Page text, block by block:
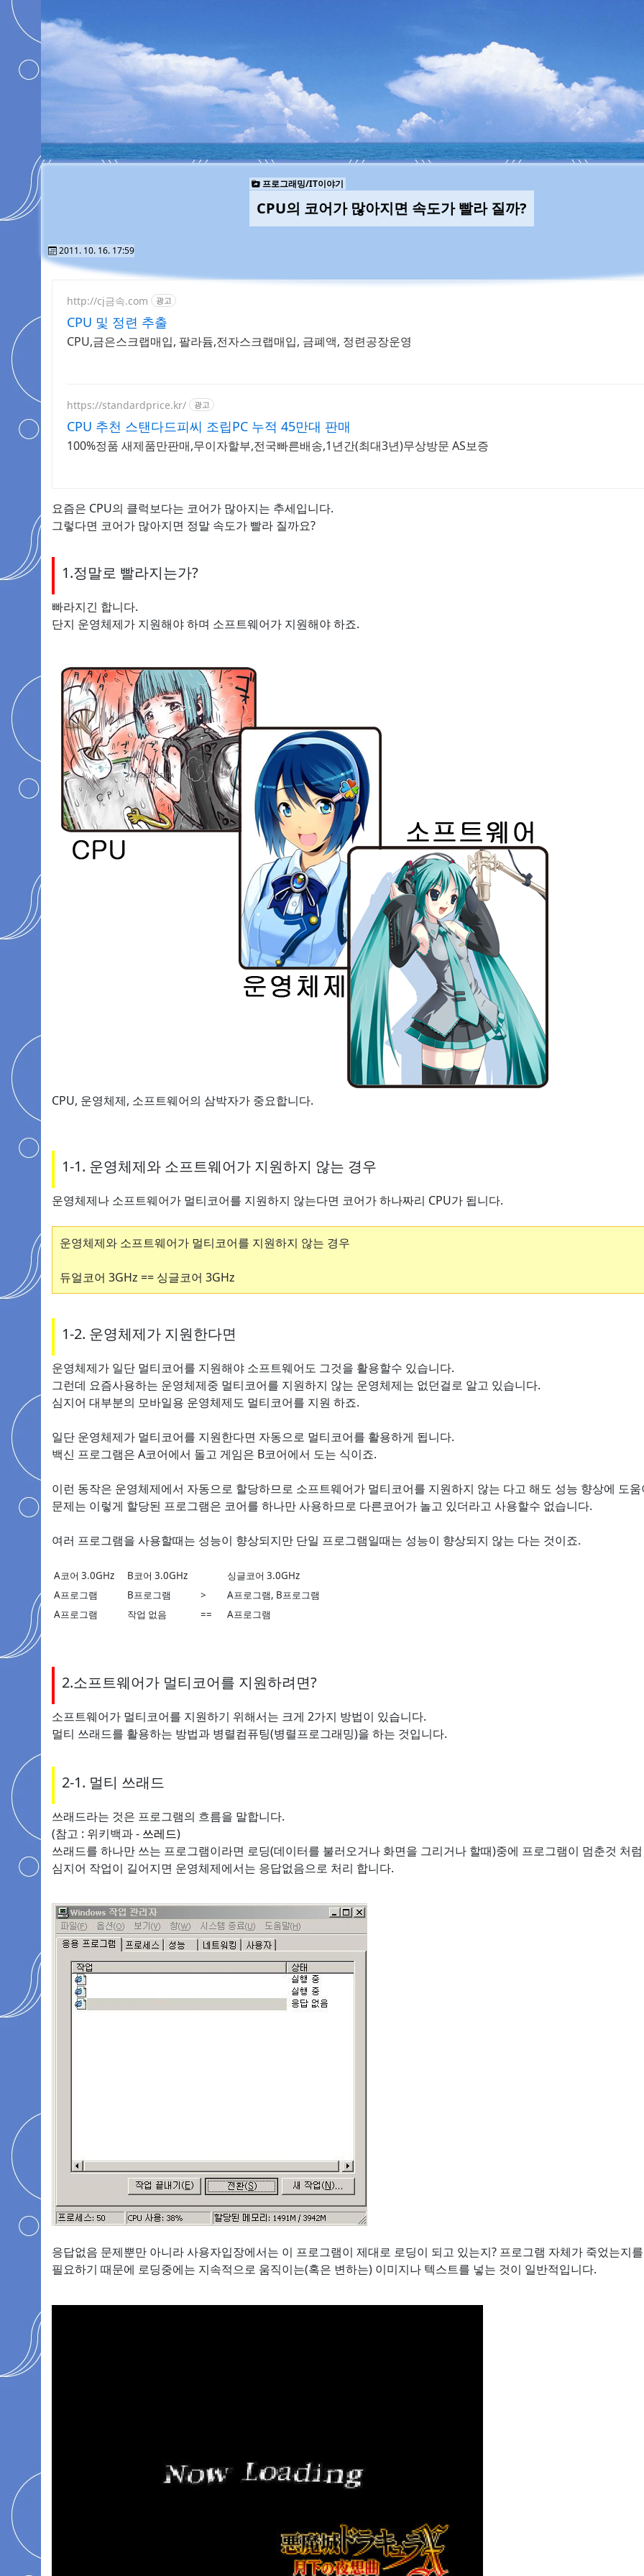
프로그래밍/IT이야기
CPU의 코어가 많아지면 속도가 빨라 질까?
2011. 10. 16. 17:59
http://cj금속.com 광고
CPU 및 정련 추출
CPU,금은스크랩매입, 팔라듐,전자스크랩매입, 금폐액, 정련공장운영
https://standardprice.kr/ 광고
CPU 추천 스탠다드피씨 조립PC 누적 45만대 판매
100%정품 새제품만판매,무이자할부,전국빠른배송,1년간(최대3년)무상방문 AS보증
요즘은 CPU의 클럭보다는 코어가 많아지는 추세입니다.
그렇다면 코어가 많아지면 정말 속도가 빨라 질까요?
1.정말로 빨라지는가?
빠라지긴 합니다.
단지 운영체제가 지원해야 하며 소프트웨어가 지원해야 하죠.
CPU, 운영체제, 소프트웨어의 삼박자가 중요합니다.
1-1. 운영체제와 소프트웨어가 지원하지 않는 경우
운영체제나 소프트웨어가 멀티코어를 지원하지 않는다면 코어가 하나짜리 CPU가 됩니다.
운영체제와 소프트웨어가 멀티코어를 지원하지 않는 경우
듀얼코어 3GHz == 싱글코어 3GHz
1-2. 운영체제가 지원한다면
운영체제가 일단 멀티코어를 지원해야 소프트웨어도 그것을 활용할수 있습니다.
그런데 요즘사용하는 운영체제중 멀티코어를 지원하지 않는 운영체제는 없던걸로 알고 있습니다.
심지어 대부분의 모바일용 운영체제도 멀티코어를 지원 하죠.
일단 운영체제가 멀티코어를 지원한다면 자동으로 멀티코어를 활용하게 됩니다.
백신 프로그램은 A코어에서 돌고 게임은 B코어에서 도는 식이죠.
이런 동작은 운영체제에서 자동으로 할당하므로 소프트웨어가 멀티코어를 지원하지 않는 다고 해도 성능 향상에 도
문제는 이렇게 할당된 프로그램은 코어를 하나만 사용하므로 다른코어가 놀고 있더라고 사용할수 없습니다.
여러 프로그램을 사용할때는 성능이 향상되지만 단일 프로그램일때는 성능이 향상되지 않는 다는 것이죠.
A코어 3.0GHz B코어 3.0GHz
싱글코어 3.0GHz
A프로그램
B프로그램 >
A프로그램, B프로그램
A프로그램
작업 없음 == A프로그램
2.소프트웨어가 멀티코어를 지원하려면?
소프트웨어가 멀티코어를 지원하기 위해서는 크게 2가지 방법이 있습니다.
멀티 쓰래드를 활용하는 방법과 병렬컴퓨팅(병렬프로그래밍)을 하는 것입니다.
2-1. 멀티 쓰래드
쓰래드라는 것은 프로그램의 흐름을 말합니다.
(참고 : 위키백과 - 쓰레드)
쓰래드를 하나만 쓰는 프로그램이라면 로딩(데이터를 불러오거나 화면을 그리거나 할때)중에 프로그램이 멈춘것 처
심지어 작업이 길어지면 운영체제에서는 응답없음으로 처리 합니다.
응답없음 문제뿐만 아니라 사용자입장에서는 이 프로그램이 제대로 로딩이 되고 있는지? 프로그램 자체가 죽었는지
필요하기 때문에 로딩중에는 지속적으로 움직이는(혹은 변하는) 이미지나 텍스트를 넣는 것이 일반적입니다.